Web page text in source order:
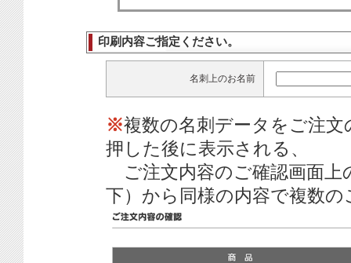
印刷内容ご指定ください。
名刺上のお名前
※複数の名刺データをご注
押した後に表示される、
ご注文内容のご確認画面上
下）から同様の内容で複数